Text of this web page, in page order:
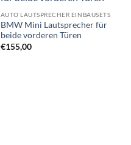
Wunschliste
hinzufügen
AUTO LAUTSPRECHER EINBAUSETS
BMW Mini Lautsprecher für
beide vorderen Türen
€155,00